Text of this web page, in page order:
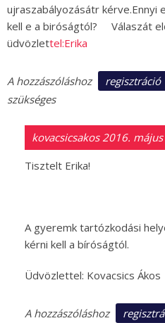
ujraszabályozásátr kérve.Ennyi
kell e a biróságtól? Válaszát
üdvözlettel:Erika
A hozzászóláshoz regisztráció
szükséges
kovacsicsakos 2016.
Tisztelt Erika!
A gyeremk tartózkodási
kérni kell a bíróságtól.
Üdvözlettel: Kovacsics Ákos
A hozzászóláshoz